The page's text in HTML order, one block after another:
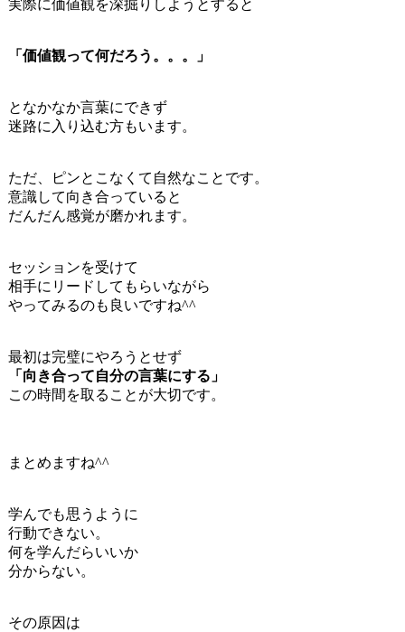
実際に価値観を深掘りしようとすると
「価値観って何だろう。。。」
となかなか言葉にできず
迷路に入り込む方もいます。
ただ、ピンとこなくて自然なことです。
意識して向き合っていると
だんだん感覚が磨かれます。
セッションを受けて
相手にリードしてもらいながら
やってみるのも良いですね^^
最初は完璧にやろうとせず
「向き合って自分の言葉にする」
この時間を取ることが大切です。
まとめますね^^
学んでも思うように
行動できない。
何を学んだらいいか
分からない。
その原因は